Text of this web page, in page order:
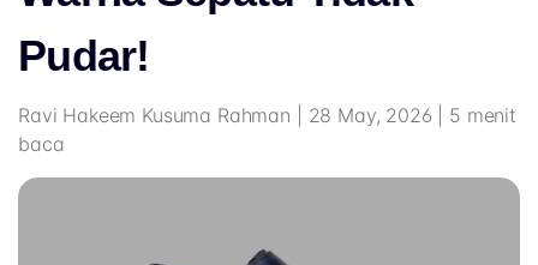
Pudar!
Ravi Hakeem Kusuma Rahman | 28 May, 2026 | 5 menit
baca